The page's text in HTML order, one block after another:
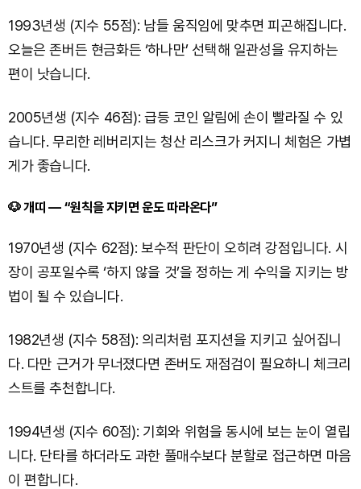
1993년생 (지수 55점): 남들 움직임에 맞추면 피곤해집니다.
오늘은 존버든 현금화든 ‘하나만’ 선택해 일관성을 유지하는
편이 낫습니다.
2005년생 (지수 46점): 급등 코인 알림에 손이 빨라질 수 있
습니다. 무리한 레버리지는 청산 리스크가 커지니 체험은 가볍
게가 좋습니다.
🐶 개띠 — “원칙을 지키면 운도 따라온다”
1970년생 (지수 62점): 보수적 판단이 오히려 강점입니다. 시
장이 공포일수록 ‘하지 않을 것’을 정하는 게 수익을 지키는 방
법이 될 수 있습니다.
1982년생 (지수 58점): 의리처럼 포지션을 지키고 싶어집니
다. 다만 근거가 무너졌다면 존버도 재점검이 필요하니 체크리
스트를 추천합니다.
1994년생 (지수 60점): 기회와 위험을 동시에 보는 눈이 열립
니다. 단타를 하더라도 과한 풀매수보다 분할로 접근하면 마음
이 편합니다.